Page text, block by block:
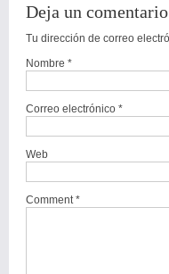
Deja un comentario
Tu dirección de correo
Nombre *
Correo electrónico *
Web
Comment *